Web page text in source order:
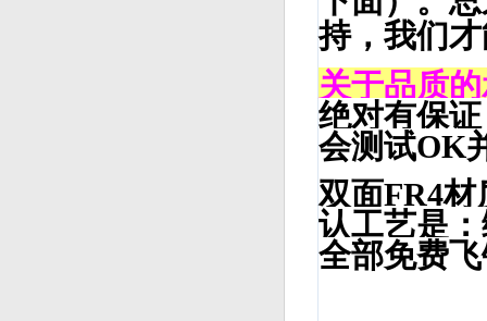
持，我们
关于品质
绝对有保
会测试OK
双面FR4
认工艺是
全部免费